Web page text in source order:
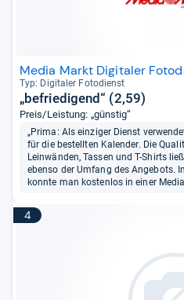
Media Markt Digitaler
Typ: Digi­ta­ler Foto­dienst
„befriedigend“ (2,59)
Preis/Leistung: „günstig“
„Prima: Als einziger Dienst
für die bestellten Kalender. Die
Leinwänden, Tassen und T-Shirts
ebenso der Umfang des Angebots.
konnte man kostenlos in einer
4